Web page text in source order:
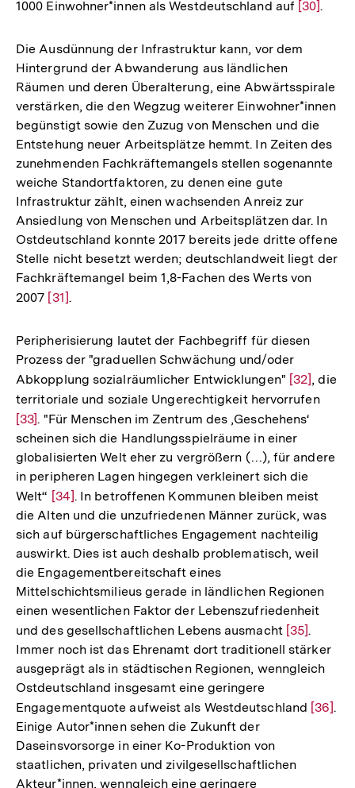
1000 Einwohner*innen als Westdeutschland auf Zur
der
[30].
Die Ausdünnung der Infrastruktur kann, vor dem
Hintergrund der Abwanderung aus ländlichen
Räumen und deren Überalterung, eine Abwärtsspirale
verstärken, die den Wegzug weiterer Einwohner*innen
begünstigt sowie den Zuzug von Menschen und die
Entstehung neuer Arbeitsplätze hemmt. In Zeiten des
zunehmenden Fachkräftemangels stellen sogenannte
weiche Standortfaktoren, zu denen eine gute
Infrastruktur zählt, einen wachsenden Anreiz zur
Ansiedlung von Menschen und Arbeitsplätzen dar. In
Ostdeutschland konnte 2017 bereits jede dritte offene
Stelle nicht besetzt werden; deutschlandweit liegt der
Fachkräftemangel beim 1,8-Fachen des Werts von
2007 Zur
der
Fußnote
[31].
Peripherisierung lautet der Fachbegriff für diesen
Prozess der "graduellen Schwächung und/oder
Abkopplung sozialräumlicher Entwicklungen" Zur
Auflösung
der
Fußnote
[32] , die
territoriale und soziale Ungerechtigkeit hervorrufenZur
[33]. "Für Menschen im Zentrum des ‚Geschehens‘
scheinen sich die Handlungsspielräume in einer
globalisierten Welt eher zu vergrößern (…), für andere
in peripheren Lagen hingegen verkleinert sich die
Welt“ Zur
Auflösung
der
Fußnote
[34]. In betroffenen Kommunen bleiben meist
die Alten und die unzufriedenen Männer zurück, was
sich auf bürgerschaftliches Engagement nachteilig
auswirkt. Dies ist auch deshalb problematisch, weil
die Engagementbereitschaft eines
Mittelschichtsmilieus gerade in ländlichen Regionen
einen wesentlichen Faktor der Lebenszufriedenheit
und des gesellschaftlichen Lebens ausmacht Zur
Auflösung
der
[35].
Immer noch ist das Ehrenamt dort traditionell stärker
ausgeprägt als in städtischen Regionen, wenngleich
Ostdeutschland insgesamt eine geringere
Engagementquote aufweist als Westdeutschland Zur
[36].
Einige Autor*innen sehen die Zukunft der
Daseinsvorsorge in einer Ko-Produktion von
staatlichen, privaten und zivilgesellschaftlichen
Akteur*innen, wenngleich eine geringere